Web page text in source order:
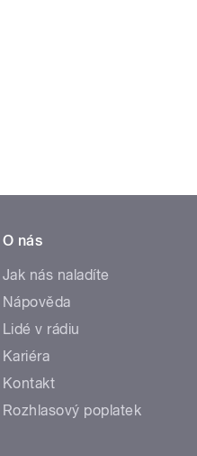
O nás
Jak nás naladíte
Nápověda
Lidé v rádiu
Kariéra
Kontakt
Rozhlasový poplatek